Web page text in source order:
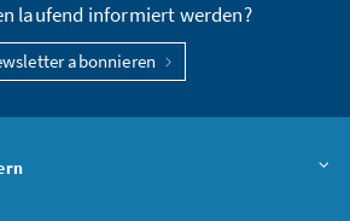
laufend informiert werden?
abonnieren